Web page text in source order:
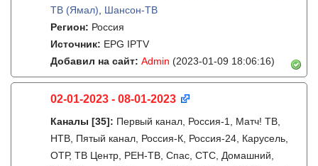
ТВ (Ямал)
Шансон-TB
Регион: Россия
Источник: EPG IPTV
Добавил на сайт: Admin (2023-01-09 18:06:16)
02-01-2023 - 08-01-2023
Каналы [35]: Первый канал, Россия-1, Матч! ТВ,
НТВ, Пятый канал, Россия-К, Россия-24, Карусель,
ОТР, ТВ Центр, РЕН-ТВ, Спас, СТС, Домашний,